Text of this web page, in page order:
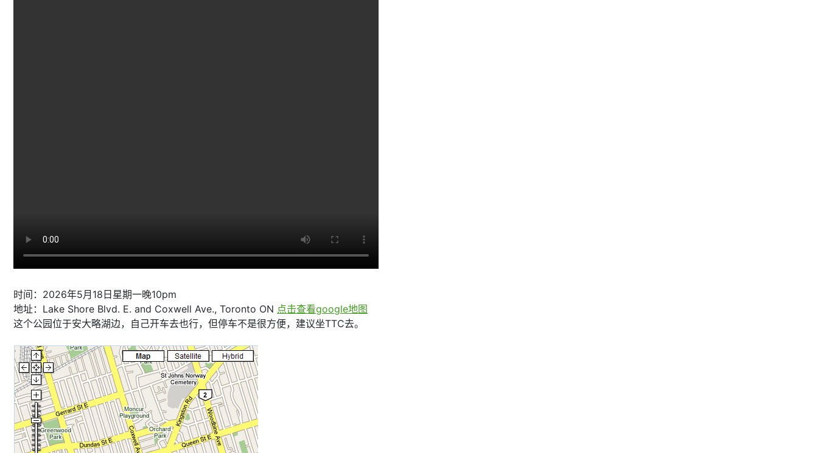
时间：2026年5月18日星期一晚10pm
地址：Lake Shore Blvd. E. and Coxwell Ave., Toronto ON 点击查看google地图
这个公园位于安大略湖边，自己开车去也行，但停车不是很方便，建议坐TTC去。